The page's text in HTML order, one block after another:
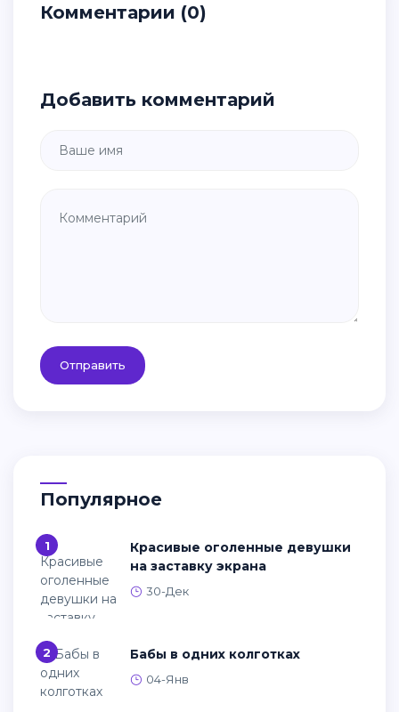
Комментарии (0)
Добавить комментарий
Отправить
Популярное
1
Красивые оголенные девушки
на заставку экрана
30-Дек
2 Бабы в одних колготках
04-Янв